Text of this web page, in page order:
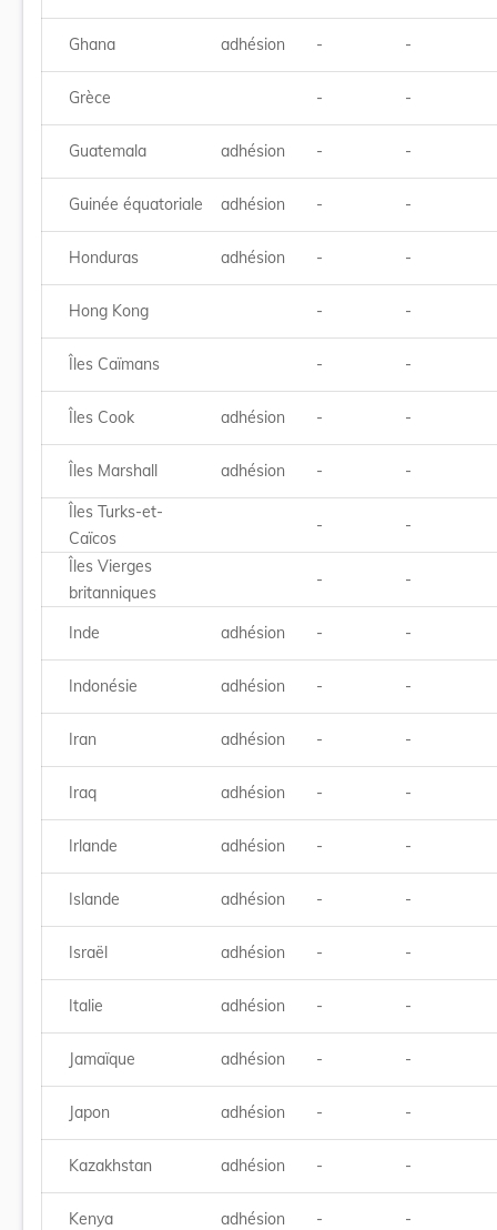
Ghana adhésion - -
Grèce - -
Guatemala adhésion - -
Guinée équatoriale adhésion - -
Honduras adhésion - -
Hong Kong - -
Îles Caïmans - -
Îles Cook adhésion - -
Îles Marshall adhésion - -
Îles Turks-et-
Caïcos
- -
Îles Vierges
britanniques
- -
Inde adhésion - -
Indonésie adhésion - -
Iran adhésion - -
Iraq adhésion - -
Irlande adhésion - -
Islande adhésion - -
Israël adhésion - -
Italie adhésion - -
Jamaïque adhésion - -
Japon adhésion - -
Kazakhstan adhésion - -
Kenya adhésion - -